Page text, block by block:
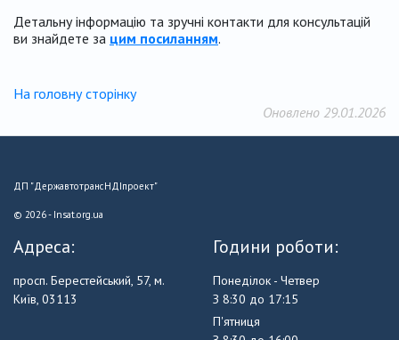
Детальну інформацію та зручні контакти для консультацій
ви знайдете за цим посиланням.
На головну сторінку
Оновлено 29.01.2026
ДП "ДержавтотрансНДІпроект"
© 2026 - Insat.org.ua
Адреса:
просп. Берестейський, 57, м.
Київ, 03113
Години роботи:
Понеділок - Четвер
З 8:30 до 17:15
П'ятниця